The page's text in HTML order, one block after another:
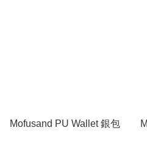
Mofusand PU Wallet 銀包